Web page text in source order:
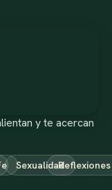
y te acercan
SexualidadReflexiones